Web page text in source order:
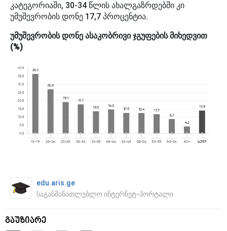
კატეგორიაში, 30-34 წლის ახალგაზრდებში კი
უმუშევრობის დონე 17,7 პროცენტია.
უმუშევრობის დონე ასაკობრივი ჯგუფების მიხედვით
(%)
edu.aris.ge
საგანმანათლებლო ინტერნეტ-პორტალი
გაუზიარე